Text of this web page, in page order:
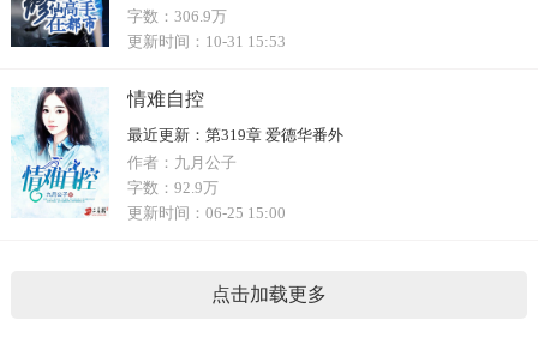
字数： 306.9万
更新时间： 10-31 15:53
情难自控
最近更新： 第319章 爱德华番外
作者： 九月公子
字数： 92.9万
更新时间： 06-25 15:00
点击加载更多